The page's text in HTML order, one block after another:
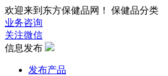
欢迎来到东方保健品网！ 保健品分类
业务咨询
关注微信
信息发布
发布产品